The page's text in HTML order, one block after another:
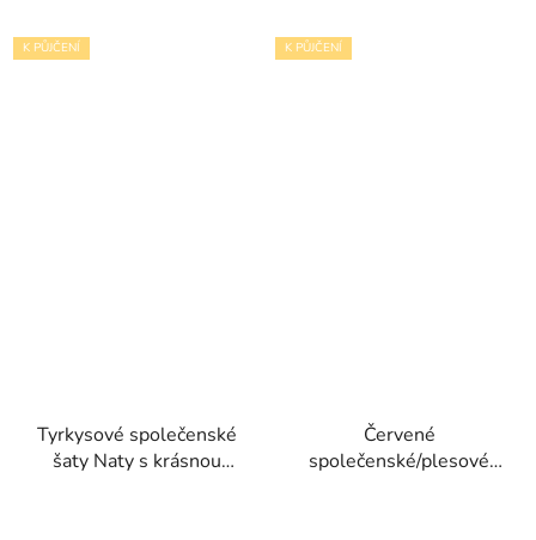
K PŮJČENÍ
Tyrkysové společenské
šaty Naty s krásnou
K PŮJČENÍ
Červené
společenské/plesové